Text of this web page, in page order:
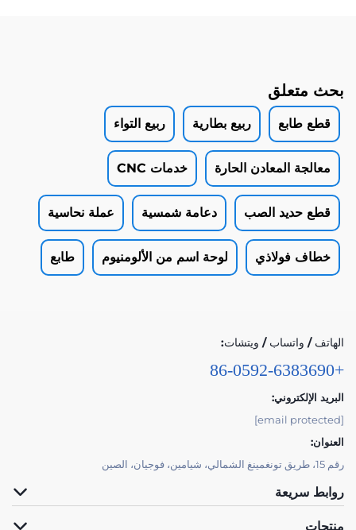
بحث متعلق
قطع طابع ربيع بطارية ربيع التواء
معالجة المعادن الحارة خدمات CNC
قطع حديد الصب دعامة شمسية عملة نحاسية
خطاف فولاذي لوحة اسم من الألومنيوم طابع
الهاتف / واتساب / ويتشات:
+86-0592-6383690
البريد الإلكتروني:
[email protected]
العنوان:
رقم 15، طريق تونغمينغ الشمالي، شيامين، فوجيان، الصين
روابط سريعة
منتجات